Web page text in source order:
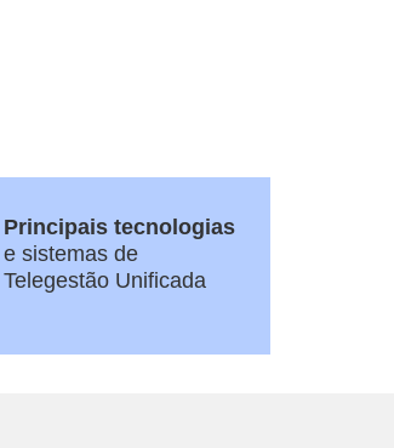
Principais tecnologias
e sistemas de
Telegestão Unificada